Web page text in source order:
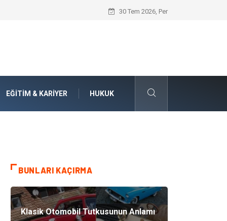
Numaralarla Boyama Kitleri ile
30 Tem 2026, Per
EĞITIM & KARIYER HUKUK
BUNLARI KAÇIRMA
Klasik Otomobil Tutkusunun Anlamı